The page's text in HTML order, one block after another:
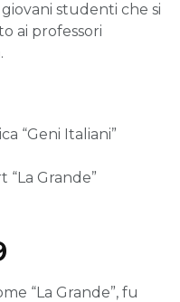
studenti che si
ai professori
“Geni Italiani”
“La Grande”
“La Grande”, fu